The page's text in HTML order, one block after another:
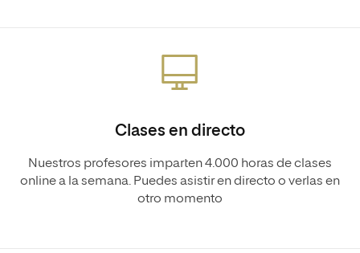
Clases en directo
Nuestros profesores imparten 4.000 horas de clases
online a la semana. Puedes asistir en directo o verlas en
otro momento